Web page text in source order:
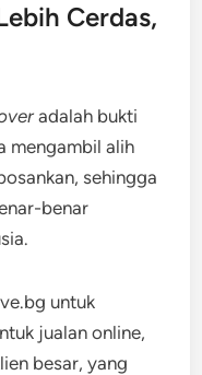
Cerdas,
adalah bukti
mengambil alih
sehingga
benar
untuk
jualan online,
besar, yang